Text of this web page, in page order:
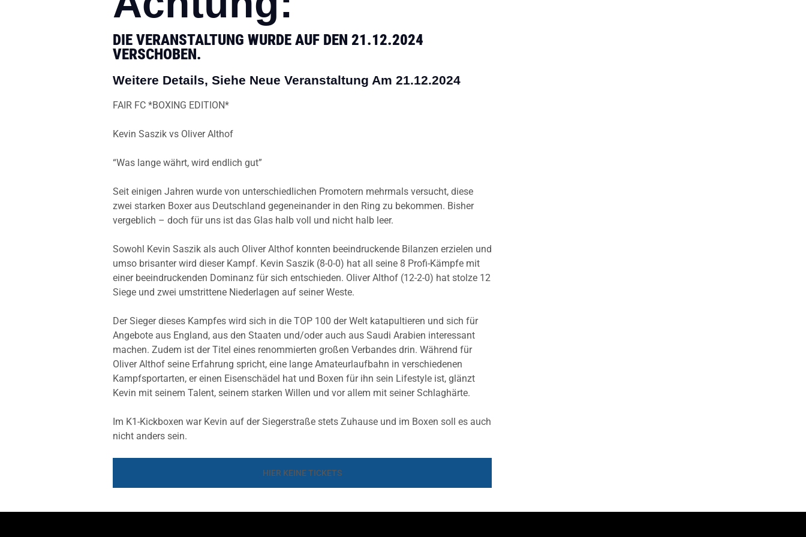
DIE VERANSTALTUNG WURDE AUF DEN 21.12.2024
VERSCHOBEN.
Weitere Details, Siehe Neue Veranstaltung Am 21.12.2024
FAIR FC *BOXING EDITION*
Kevin Saszik vs Oliver Althof
“Was lange währt, wird endlich gut”
Seit einigen Jahren wurde von unterschiedlichen Promotern mehrmals versucht, diese
zwei starken Boxer aus Deutschland gegeneinander in den Ring zu bekommen. Bisher
vergeblich – doch für uns ist das Glas halb voll und nicht halb leer.
Sowohl Kevin Saszik als auch Oliver Althof konnten beeindruckende Bilanzen erzielen und
umso brisanter wird dieser Kampf. Kevin Saszik (8-0-0) hat all seine 8 Profi-Kämpfe mit
einer beeindruckenden Dominanz für sich entschieden. Oliver Althof (12-2-0) hat stolze 12
Siege und zwei umstrittene Niederlagen auf seiner Weste.
Der Sieger dieses Kampfes wird sich in die TOP 100 der Welt katapultieren und sich für
Angebote aus England, aus den Staaten und/oder auch aus Saudi Arabien interessant
machen. Zudem ist der Titel eines renommierten großen Verbandes drin. Während für
Oliver Althof seine Erfahrung spricht, eine lange Amateurlaufbahn in verschiedenen
Kampfsportarten, er einen Eisenschädel hat und Boxen für ihn sein Lifestyle ist, glänzt
Kevin mit seinem Talent, seinem starken Willen und vor allem mit seiner Schlaghärte.
Im K1-Kickboxen war Kevin auf der Siegerstraße stets Zuhause und im Boxen soll es auch
nicht anders sein.
HIER KEINE TICKETS